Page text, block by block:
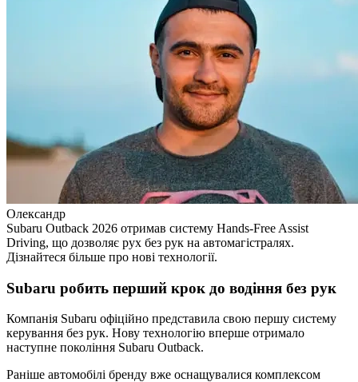
Олександр
Subaru Outback 2026 отримав систему Hands-Free Assist
Driving, що дозволяє рух без рук на автомагістралях.
Дізнайтеся більше про нові технології.
Subaru робить перший крок до водіння без рук
Компанія Subaru офіційно представила свою першу систему
керування без рук. Нову технологію вперше отримало
наступне покоління Subaru Outback.
Раніше автомобілі бренду вже оснащувалися комплексом